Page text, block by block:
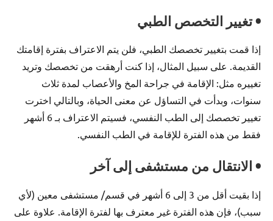
• تغيير التخصص الطبي
إذا قمت بتغيير تخصصك الطبي، فلن يتم الاعتراف بفترة إقامتك
القديمة. على سبيل المثال، إذا كنت أرهقت من تخصصك وتريد
تغييره مثل: الإقامة في جراحة المخ والأعصاب لمدة ثلاث
سنوات، وبدأت في التساؤل عن معنى الحياة، وبالتالي اخترت
تغيير تخصصك إلى الطب النفسي، فسيتم الاعتراف بـ 6 أشهر
فقط من هذه الفترة للإقامة في الطب النفسي.
• الانتقال من مستشفى إلى آخر
إذا بقيت أقل من 3 إلى 6 أشهر في قسم/ مستشفى معين (لأي
سبب)، فإن هذه الفترة غير معترف بها لفترة الإقامة. علاوة على